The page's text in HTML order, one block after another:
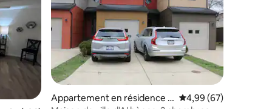
Appartement en résidence ⋅
Évaluation moyenne
4,99 (67)